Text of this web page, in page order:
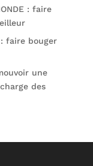
: faire
: faire bouger
une
des